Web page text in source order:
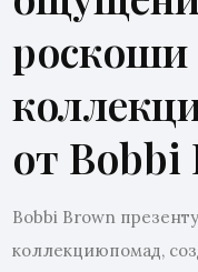
от Bobbi
Bobbi Brown
коллекциюпомад,